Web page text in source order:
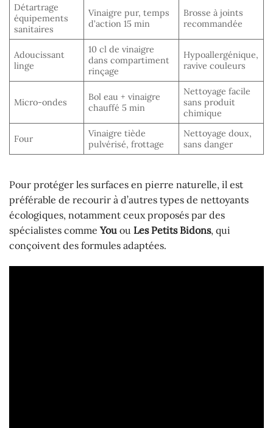
Détartrage
équipements
sanitaires
Vinaigre pur, temps
d’action 15 min
Brosse à joints
recommandée
Adoucissant
linge
10 cl de vinaigre
dans compartiment
rinçage
Hypoallergénique,
ravive couleurs
Micro-ondes
Bol eau + vinaigre
chauffé 5 min
Nettoyage facile
sans produit
chimique
Four
Vinaigre tiède
pulvérisé, frottage
Nettoyage doux,
sans danger
Pour protéger les surfaces en pierre naturelle, il est
préférable de recourir à d’autres types de nettoyants
écologiques, notamment ceux proposés par des
spécialistes comme You ou Les Petits Bidons, qui
conçoivent des formules adaptées.